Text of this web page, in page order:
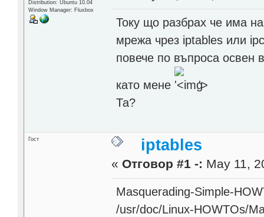
Distribution: Ubuntu 10.04
Window Manager: Fluxbox
Току що разбрах че има
мрежа чрез iptables или
повече по въпроса освен
като мене
'>
Та?
Гост iptables
« Отговор #1 -: May 11,
Masquerading-Simple-
/usr/doc/Linux-HOWTOs/